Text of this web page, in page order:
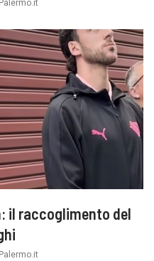
il raccoglimento del